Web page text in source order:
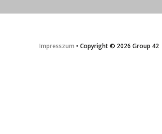
Impresszum • Copyright © 2026 Group 42